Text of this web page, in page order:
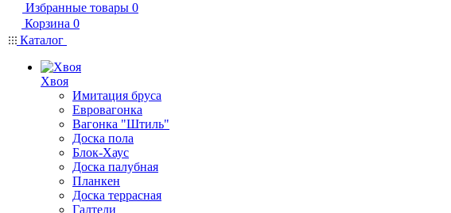
Избранные товары 0
Корзина 0
Каталог
Хвоя
Имитация бруса
Евровагонка
Вагонка "Штиль"
Доска пола
Блок-Хаус
Доска палубная
Планкен
Доска террасная
Галтели